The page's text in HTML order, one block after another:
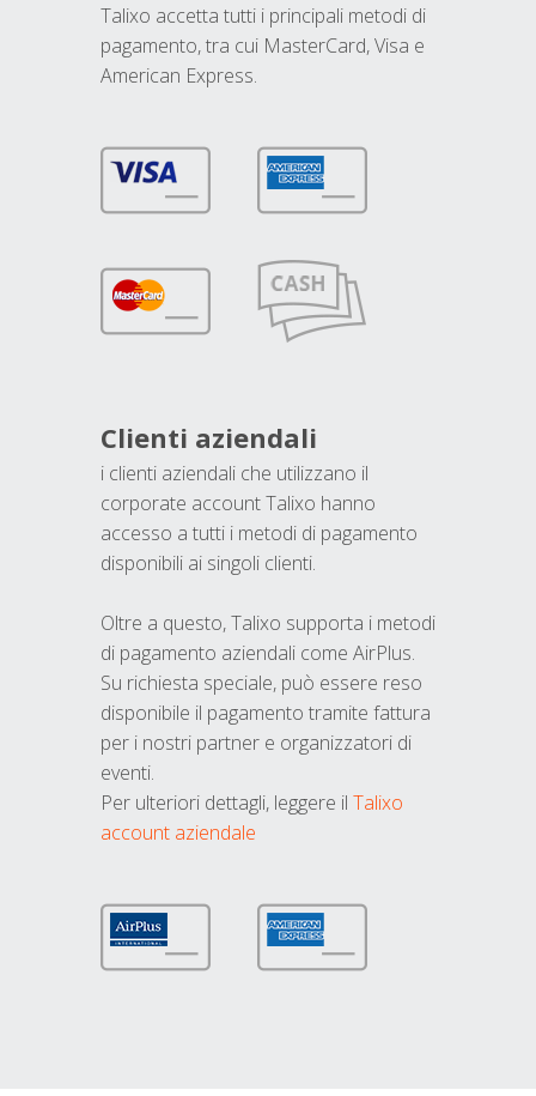
Talixo accetta tutti i principali metodi di
pagamento, tra cui MasterCard, Visa e
American Express.
Clienti aziendali
i clienti aziendali che utilizzano il
corporate account Talixo hanno
accesso a tutti i metodi di pagamento
disponibili ai singoli clienti.
Oltre a questo, Talixo supporta i metodi
di pagamento aziendali come AirPlus.
Su richiesta speciale, può essere reso
disponibile il pagamento tramite fattura
per i nostri partner e organizzatori di
eventi.
Per ulteriori dettagli, leggere il Talixo
account aziendale